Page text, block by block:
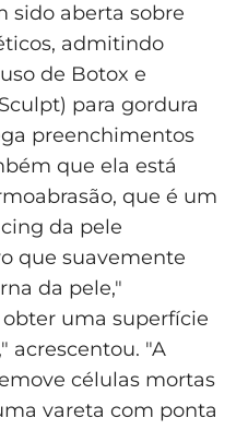
sido aberta sobre
admitindo
de Botox e
para gordura
preenchimentos
que ela está
que é um
da pele
que suavemente
da pele,"
uma superfície
acrescentou. "A
células mortas
vareta com ponta